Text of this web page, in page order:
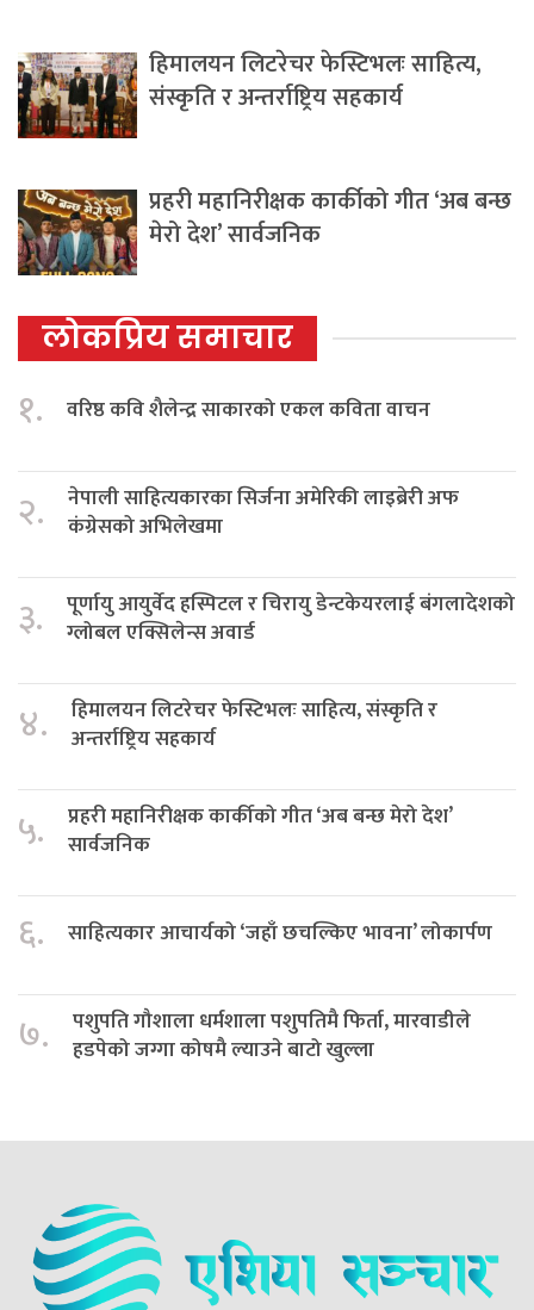
हिमालयन लिटरेचर फेस्टिभलः साहित्य,
संस्कृति र अन्तर्राष्ट्रिय सहकार्य
प्रहरी महानिरीक्षक कार्कीको गीत ‘अब बन्छ
मेरो देश’ सार्वजनिक
लोकप्रिय समाचार
१. वरिष्ठ कवि शैलेन्द्र साकारको एकल कविता वाचन
२.
नेपाली साहित्यकारका सिर्जना अमेरिकी लाइब्रेरी अफ
कंग्रेसको अभिलेखमा
३.
पूर्णायु आयुर्वेद हस्पिटल र चिरायु डेन्टकेयरलाई बंगलादेशको
ग्लोबल एक्सिलेन्स अवार्ड
४.
हिमालयन लिटरेचर फेस्टिभलः साहित्य, संस्कृति र
अन्तर्राष्ट्रिय सहकार्य
५.
प्रहरी महानिरीक्षक कार्कीको गीत ‘अब बन्छ मेरो देश’
सार्वजनिक
६. साहित्यकार आचार्यको ‘जहाँ छचल्किए भावना’ लोकार्पण
७.
पशुपति गौशाला धर्मशाला पशुपतिमै फिर्ता, मारवाडीले
हडपेको जग्गा कोषमै ल्याउने बाटो खुल्ला